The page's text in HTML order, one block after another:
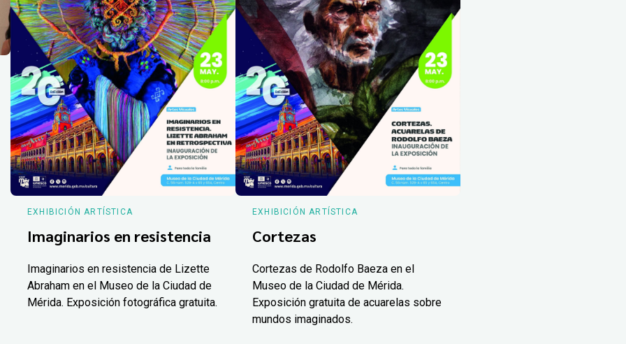
EXHIBICIÓN ARTÍSTICA
Imaginarios en resistencia
Imaginarios en resistencia de Lizette
Abraham en el Museo de la Ciudad de
Mérida. Exposición fotográfica gratuita.
EXHIBICIÓN ARTÍSTICA
Cortezas
Cortezas de Rodolfo Baeza en el
Museo de la Ciudad de Mérida.
Exposición gratuita de acuarelas sobre
mundos imaginados.